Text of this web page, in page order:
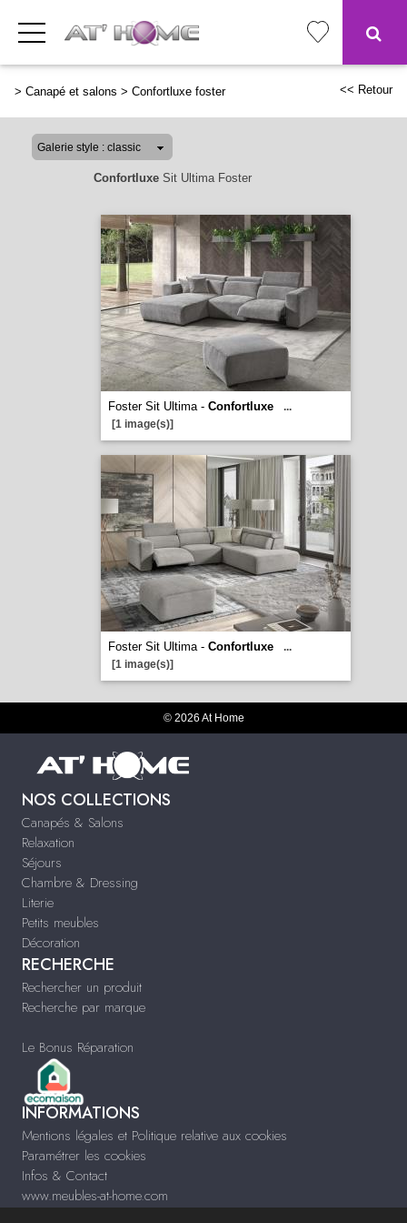
> Canapé et salons > Confortluxe foster << Retour
ConfortluxeSit Ultima Foster
Foster Sit Ultima - Confortluxe
...
[1 image(s)]
Foster Sit Ultima - Confortluxe
...
[1 image(s)]
© 2026 At Home
NOS COLLECTIONS
Canapés & Salons
Relaxation
Séjours
Chambre & Dressing
Literie
Petits meubles
Décoration
RECHERCHE
Rechercher un produit
Recherche par marque
Le Bonus Réparation
INFORMATIONS
Mentions légales et Politique relative aux cookies
Paramétrer les cookies
Infos & Contact
www.meubles-at-home.com